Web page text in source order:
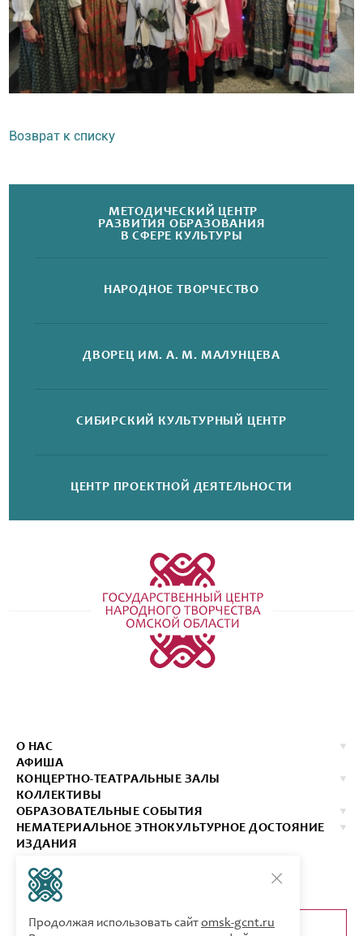
Возврат к списку
МЕТОДИЧЕСКИЙ ЦЕНТР
РАЗВИТИЯ ОБРАЗОВАНИЯ
В СФЕРЕ КУЛЬТУРЫ
НАРОДНОЕ ТВОРЧЕСТВО
ДВОРЕЦ ИМ. А. М. МАЛУНЦЕВА
СИБИРСКИЙ КУЛЬТУРНЫЙ ЦЕНТР
ЦЕНТР ПРОЕКТНОЙ ДЕЯТЕЛЬНОСТИ
О НАС
АФИША
КОНЦЕРТНО-ТЕАТРАЛЬНЫЕ ЗАЛЫ
КОЛЛЕКТИВЫ
ОБРАЗОВАТЕЛЬНЫЕ СОБЫТИЯ
НЕМАТЕРИАЛЬНОЕ ЭТНОКУЛЬТУРНОЕ ДОСТОЯНИЕ
ИЗДАНИЯ
КУПИТЬ БИЛЕТ
ОБРАТНАЯ СВЯЗЬ
Продолжая использовать сайтomsk-gcnt.ru